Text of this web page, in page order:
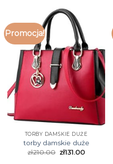
Promocja!
TORBY DAMSKIE DUŻE
torby damskie duże
zł210.00 zł131.00